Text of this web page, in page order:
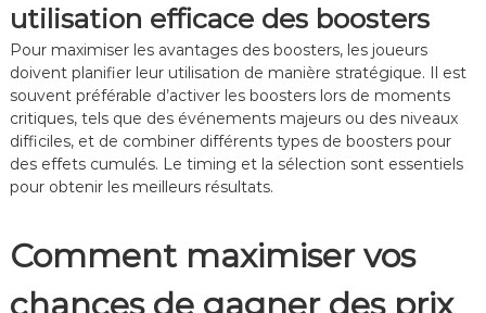
utilisation efficace des boosters
Pour maximiser les avantages des boosters, les joueurs
doivent planifier leur utilisation de manière stratégique. Il est
souvent préférable d’activer les boosters lors de moments
critiques, tels que des événements majeurs ou des niveaux
difficiles, et de combiner différents types de boosters pour
des effets cumulés. Le timing et la sélection sont essentiels
pour obtenir les meilleurs résultats.
Comment maximiser vos
chances de gagner des prix